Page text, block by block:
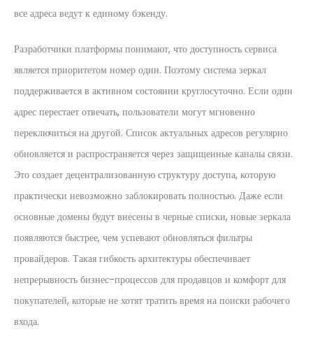
все адреса ведут к единому бэкенду.
Разработчики платформы понимают, что доступность сервиса
является приоритетом номер один. Поэтому система зеркал
поддерживается в активном состоянии круглосуточно. Если один
адрес перестает отвечать, пользователи могут мгновенно
переключиться на другой. Список актуальных адресов регулярно
обновляется и распространяется через защищенные каналы связи.
Это создает децентрализованную структуру доступа, которую
практически невозможно заблокировать полностью. Даже если
основные домены будут внесены в черные списки, новые зеркала
появляются быстрее, чем успевают обновляться фильтры
провайдеров. Такая гибкость архитектуры обеспечивает
непрерывность бизнес-процессов для продавцов и комфорт для
покупателей, которые не хотят тратить время на поиски рабочего
входа.